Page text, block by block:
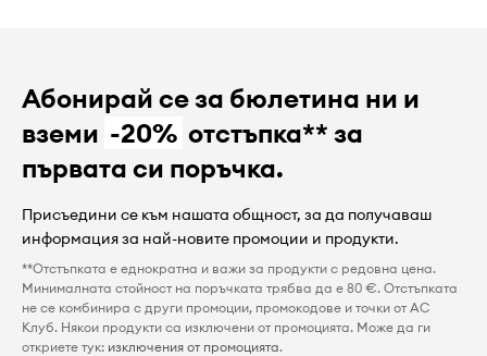
Абонирай се за бюлетина ни и
вземи -20% отстъпка** за
първата си поръчка.
Присъедини се към нашата общност, за да получаваш
информация за най-новите промоции и продукти.
**Отстъпката е еднократна и важи за продукти с редовна цена.
Минималната стойност на поръчката трябва да е 80 €. Отстъпката
не се комбинира с други промоции, промокодове и точки от AC
Клуб. Някои продукти са изключени от промоцията. Може да ги
откриете тук: изключения от промоцията.